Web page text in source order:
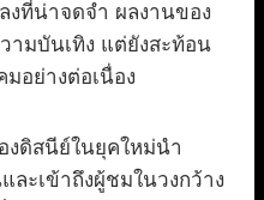
งที่น่าจดจำ ผลงานของ
ามบันเทิง แต่ยังสะท้อน
อย่างต่อเนื่อง
ดิสนีย์ในยุคใหม่นำ
ละเข้าถึงผู้ชมในวงกว้าง